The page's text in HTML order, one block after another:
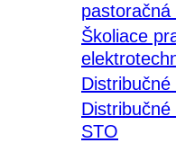
pastoračná
Školiace
STO